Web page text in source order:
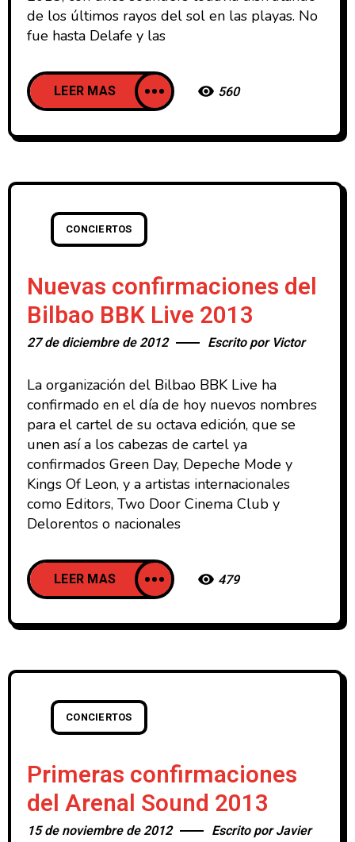
de los últimos rayos del sol en las playas. No
fue hasta Delafe y las
LEER MAS 560
CONCIERTOS
Nuevas confirmaciones del
Bilbao BBK Live 2013
27 de diciembre de 2012 Escrito por Victor
La organización del Bilbao BBK Live ha
confirmado en el día de hoy nuevos nombres
para el cartel de su octava edición, que se
unen así a los cabezas de cartel ya
confirmados Green Day, Depeche Mode y
Kings Of Leon, y a artistas internacionales
como Editors, Two Door Cinema Club y
Delorentos o nacionales
LEER MAS 479
CONCIERTOS
Primeras confirmaciones
del Arenal Sound 2013
15 de noviembre de 2012 Escrito porJavier